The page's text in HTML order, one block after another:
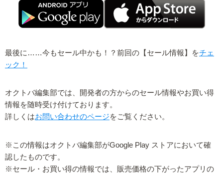
最後に……今もセール中かも！？前回の【セール情報】をチェ
ック！
オクトバ編集部では、開発者の方からのセール情報やお買い得
情報を随時受け付けております。
詳しくはお問い合わせのページをご覧ください。
※この情報はオクトバ編集部がGoogle Play ストアにおいて確
認したものです。
※セール・お買い得の情報では、販売価格の下がったアプリの